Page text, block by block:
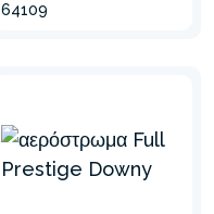
64109